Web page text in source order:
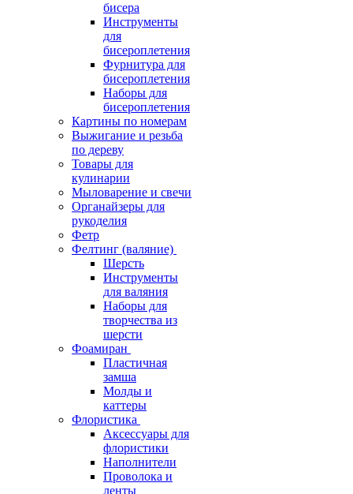
бисера
Инструменты
для
бисероплетения
Фурнитура для
бисероплетения
Наборы для
бисероплетения
Картины по номерам
Выжигание и резьба
по дереву
Товары для
кулинарии
Мыловарение и свечи
Органайзеры для
рукоделия
Фетр
Фелтинг (валяние)
Шерсть
Инструменты
для валяния
Наборы для
творчества из
шерсти
Фоамиран
Пластичная
замша
Молды и
каттеры
Флористика
Аксессуары для
флористики
Наполнители
Проволока и
ленты